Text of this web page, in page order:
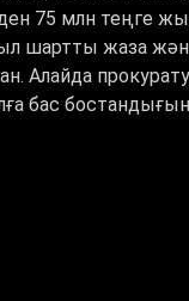
75 млн теңге
шартты жаза
Алайда
бас